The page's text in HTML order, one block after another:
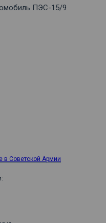
ПЭС-15/9
в Советской Армии